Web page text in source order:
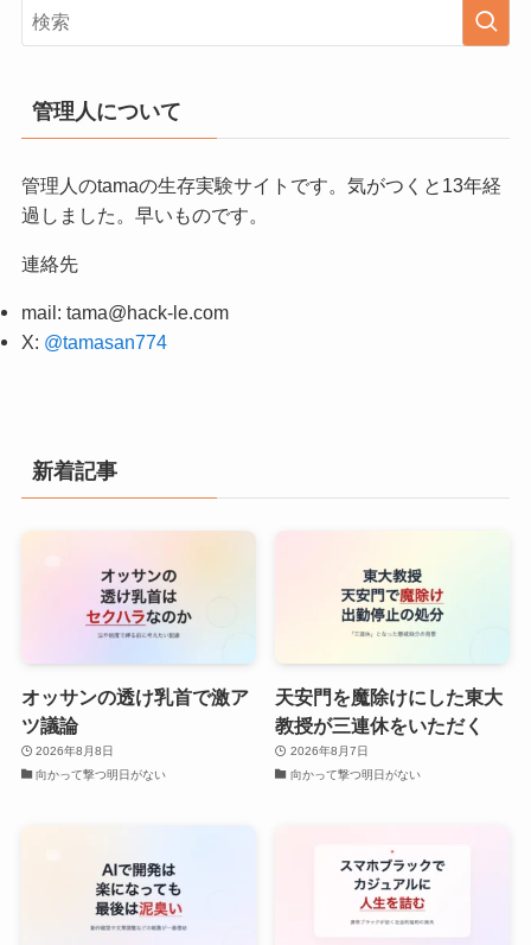
管理人について
管理人のtamaの生存実験サイトです。気がつくと13年経
過しました。早いものです。
連絡先
mail: tama@hack-le.com
X: @tamasan774
新着記事
オッサンの透け乳首で激ア
ツ議論
2026年8月8日
向かって撃つ明日がない
天安門を魔除けにした東大
教授が三連休をいただく
2026年8月7日
向かって撃つ明日がない